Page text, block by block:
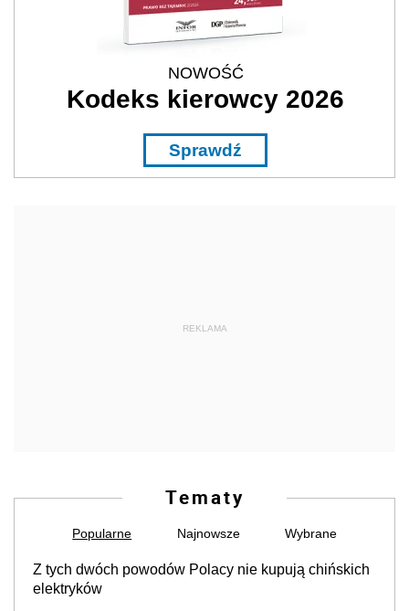
NOWOŚĆ
Kodeks kierowcy 2026
Sprawdź
REKLAMA
Tematy
Popularne Najnowsze Wybrane
Z tych dwóch powodów Polacy nie kupują chińskich
elektryków